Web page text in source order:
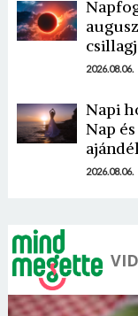
2026.08.06.
Napi
Nap
2026.08.06.
E-mail cím
Jelszó